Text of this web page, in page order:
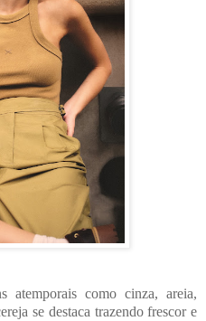
atemporais como cinza, areia,
se destaca trazendo frescor e